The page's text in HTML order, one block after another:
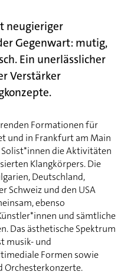
neugieriger
Gegenwart: mutig,
Ein unerlässlicher
Verstärker
Formationen für
und in Frankfurt am Main
die Aktivitäten
Klangkörpers. Die
Deutschland,
Schweiz und den USA
ebenso
und sämtliche
Das ästhetische Spektrum
musik- und
Formen sowie
Orchesterkonzerte.